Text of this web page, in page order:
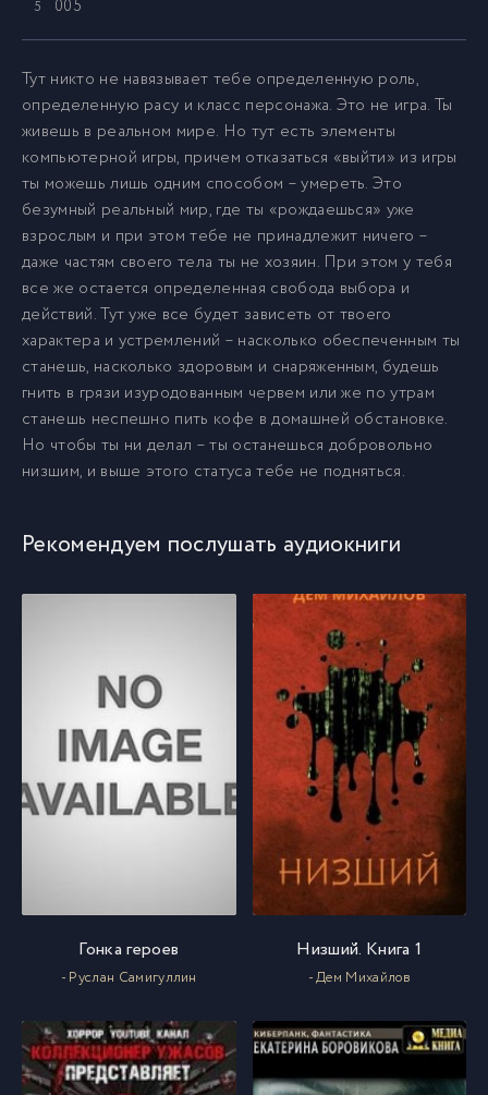
5 005
6 006
7 007
8 008
9 009
10 010
Тут никто не навязывает тебе определенную роль,
определенную расу и класс персонажа. Это не игра. Ты
живешь в реальном мире. Но тут есть элементы
компьютерной игры, причем отказаться «выйти» из игры
ты можешь лишь одним способом – умереть. Это
безумный реальный мир, где ты «рождаешься» уже
взрослым и при этом тебе не принадлежит ничего –
даже частям своего тела ты не хозяин. При этом у тебя
все же остается определенная свобода выбора и
действий. Тут уже все будет зависеть от твоего
характера и устремлений – насколько обеспеченным ты
станешь, насколько здоровым и снаряженным, будешь
гнить в грязи изуродованным червем или же по утрам
станешь неспешно пить кофе в домашней обстановке.
Но чтобы ты ни делал – ты останешься добровольно
низшим, и выше этого статуса тебе не подняться.
Рекомендуем послушать аудиокниги
Гонка героев
- Руслан Самигуллин
Низший. Книга 1
- Дем Михайлов